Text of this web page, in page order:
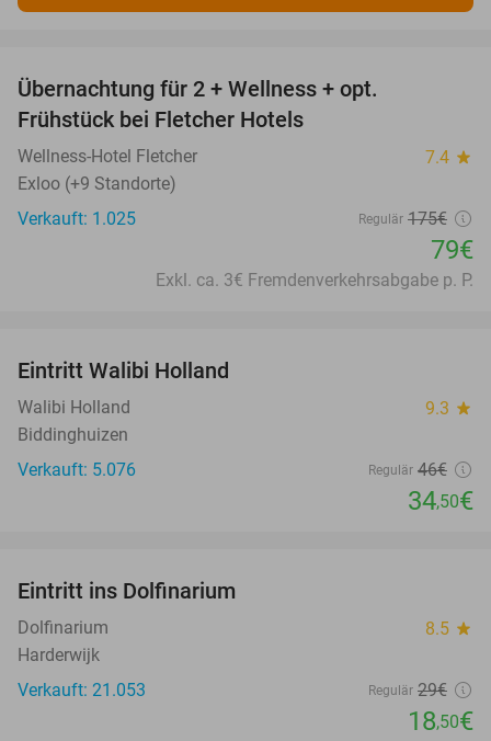
Übernachtung für 2 + Wellness + opt.
Frühstück bei Fletcher Hotels
Wellness-Hotel Fletcher 7.4 star
Exloo (+9 Standorte)
Verkauft: 1.025
Regulär 175€
79€
Exkl. ca. 3€ Fremdenverkehrsabgabe p. P.
Eintritt Walibi Holland
Walibi Holland 9.3 star
Biddinghuizen
Verkauft: 5.076
Regulär 46€
34,50€
Eintritt ins Dolfinarium
Dolfinarium 8.5 star
Harderwijk
Verkauft: 21.053
Regulär 29€
18,50€